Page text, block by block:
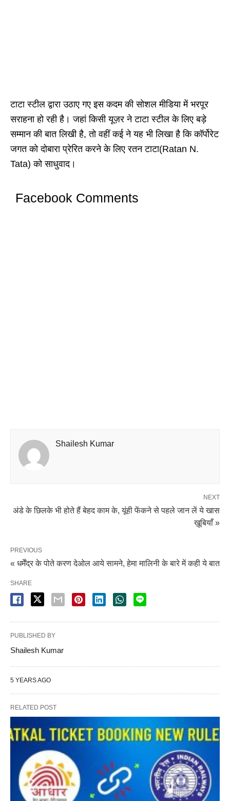
टाटा स्टील द्वारा उठाए गए इस कदम की सोशल मीडिया में भरपूर
सराहना हो रही है। जहां किसी यूज़र ने टाटा स्टील के लिए बड़े
सम्मान की बात लिखी है, तो वहीं कई ने यह भी लिखा है कि कॉर्पोरेट
जगत को दोबारा प्रेरित करने के लिए रतन टाटा(Ratan N.
Tata) को साधुवाद।
Facebook Comments
Shailesh Kumar
NEXT
अंडे के छिलके भी होते हैं बेहद काम के, यूंही फेंकने से पहले जान लें ये खास
ख़ूबियाँ »
PREVIOUS
« धर्मेंद्र के पोते करण देओल आये सामने, हेमा मालिनी के बारे में कही ये बात
SHARE
PUBLISHED BY
Shailesh Kumar
5 YEARS AGO
RELATED POST